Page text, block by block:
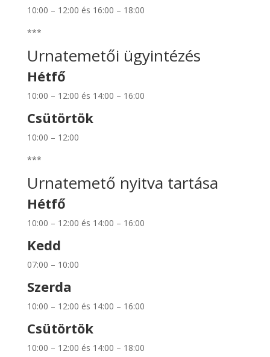
10:00 – 12:00 és 16:00 – 18:00
***
Urnatemetői ügyintézés
Hétfő
10:00 – 12:00 és 14:00 – 16:00
Csütörtök
10:00 – 12:00
***
Urnatemető nyitva tartása
Hétfő
10:00 – 12:00 és 14:00 – 16:00
Kedd
07:00 – 10:00
Szerda
10:00 – 12:00 és 14:00 – 16:00
Csütörtök
10:00 – 12:00 és 14:00 – 18:00